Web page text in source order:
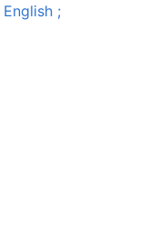
English ;